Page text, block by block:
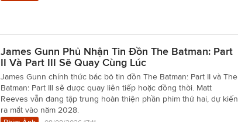
James Gunn Phủ Nhận Tin Đồn The Batman: Part
II Và Part III Sẽ Quay Cùng Lúc
James Gunn chính thức bác bỏ tin đồn The Batman: Part II và The
Batman: Part III sẽ được quay liên tiếp hoặc đồng thời. Matt
Reeves vẫn đang tập trung hoàn thiện phần phim thứ hai, dự kiến
ra mắt vào năm 2028.